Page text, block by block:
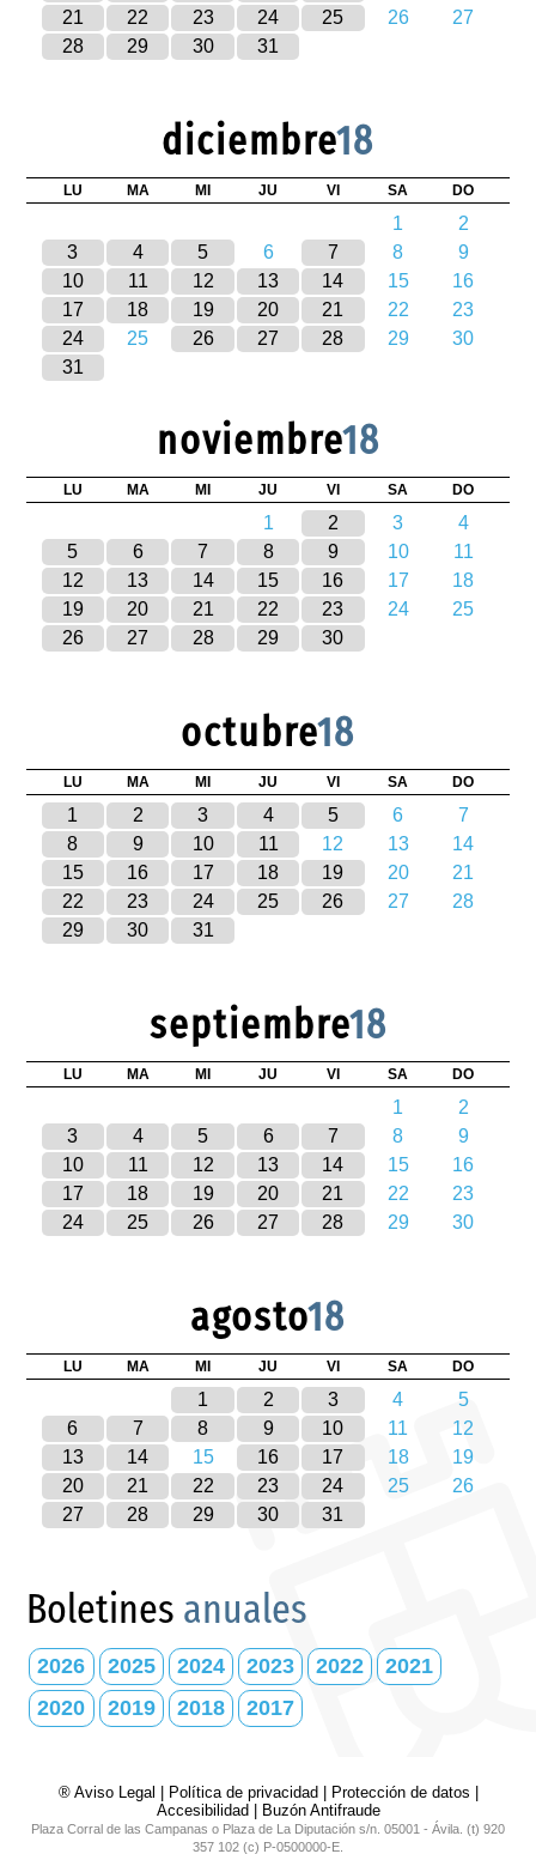
21
22 23 24 25 26
27
28
29 30 31
diciembre18
LU MA MI JU VI SA DO
1
2
3
4 5 6 7 8
9
10
11 12 13 14 15
16
17
18 19 20 21 22
23
24
25 26 27 28 29
30
31
noviembre18
LU MA MI JU VI SA DO
1 2 3
4
5
6 7 8 9 10
11
12
13 14 15 16 17
18
19
20 21 22 23 24
25
26
27 28 29 30
octubre18
LU MA MI JU VI SA DO
1 2 3 4 5 6
7
8
9 10 11 12 13
14
15
16 17 18 19 20
21
22
23 24 25 26 27
28
29
30 31
septiembre18
LU MA MI JU VI SA DO
1
2
3
4 5 6 7 8
9
10
11 12 13 14 15
16
17
18 19 20 21 22
23
24
25 26 27 28 29 30
agosto18
LU MA MI JU VI SA DO
1 2 3 4
5
6
7 8 9 10 11
12
13
14 15 16 17 18
19
20
21 22 23 24 25
26
27
28 29 30 31
Boletines anuales
2026 2025 2024 2023 2022
2021
2020
2019 2018 2017
® Aviso Legal Política de privacidad Protección de datos
Accesibilidad
Buzón Antifraude
Plaza Corral de las Campanas o Plaza de La Diputación s/n. 05001 - Ávila. (t) 920
357 102 (c) P-0500000-E.